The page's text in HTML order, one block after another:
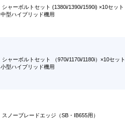
シャーボルトセット (1380i/1390i/1590i) ×10セット
中型ハイブリッド機用
シャーボルトセット （970i/1170i/1180i）×10セット
小型ハイブリッド機用
スノーブレードエッジ（SB・IB655用）